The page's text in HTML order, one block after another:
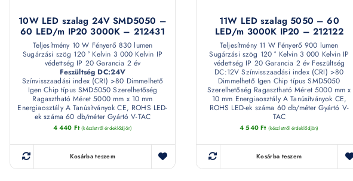
10W LED szalag 24V SMD5050 –
60 LED/m IP20 3000K – 212431
Teljesítmény 10 W Fényerő 830 lumen
Sugárzási szög 120 ° Kelvin 3 000 Kelvin IP
védettség IP 20 Garancia 2 év
Feszültség DC:24V
Színvisszaadási index (CRI) >80 Dimmelhető
Igen Chip típus SMD5050 Szerelhetőség
Ragasztható Méret 5000 mm x 10 mm
Energiaosztály A Tanúsítványok CE, ROHS LED-
ek száma 60 db/méter Gyártó V-TAC
4 440 Ft (készletről érdeklődjön)
Kosárba teszem
11W LED szalag 5050 – 60
LED/m 3000K IP20 – 212122
Teljesítmény 11 W Fényerő 900 lumen
Sugárzási szög 120 ° Kelvin 3 000 Kelvin IP
védettség IP 20 Garancia 2 év Feszültség
DC:12V Színvisszaadási index (CRI) >80
Dimmelhető Igen Chip típus SMD5050
Szerelhetőség Ragasztható Méret 5000 mm x
10 mm Energiaosztály A Tanúsítványok CE,
ROHS LED-ek száma 60 db/méter Gyártó V-
TAC
4 540Ft (készletről érdeklődjön)
Kosárba teszem